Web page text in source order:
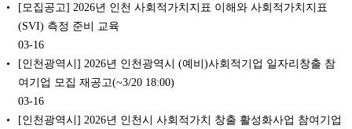
[모집공고] 2026년 인천 사회적가치지표 이해와 사회적가치지표
(SVI) 측정 준비 교육
03-16
[인천광역시] 2026년 인천광역시 (예비)사회적기업 일자리창출 참
여기업 모집 재공고(~3/20 18:00)
03-16
[인천광역시] 2026년 인천시 사회적가치 창출 활성화사업 참여기업